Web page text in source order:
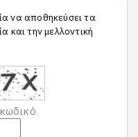
να αποθηκεύσει τα
και την μελλοντική